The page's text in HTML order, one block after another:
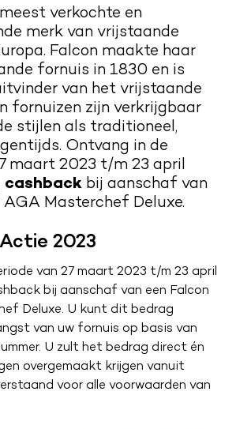
een afspraak
verkochte en
merk van vrijstaande
Falcon maakte haar
fornuis in 1830 en is
van het vrijstaande
fornuizen zijn verkrijgbaar
stijlen als traditioneel,
Ontvang in de
maart 2023 t/m 23 april
bij aanschaf van
Masterchef Deluxe.
2023
van 27 maart 2023 t/m 23 april
bij aanschaf van een Falcon
Deluxe. U kunt dit bedrag
van uw fornuis op basis van
U zult het bedrag direct én
overgemaakt krijgen vanuit
voor alle voorwaarden van